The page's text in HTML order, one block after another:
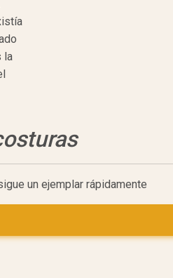
la
un ejemplar rápidamente